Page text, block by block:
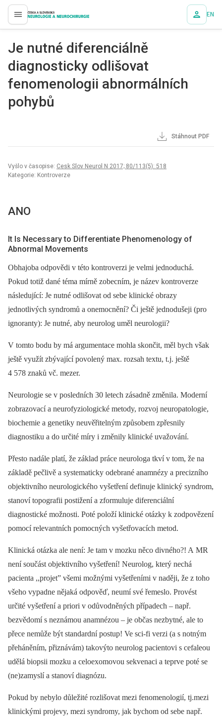
proLékaře.cz EN
Je nutné diferenciálně
diagnosticky odlišovat
fenomenologii abnormálních
pohybů
Stáhnout PDF
Vyšlo v časopise: Cesk Slov Neurol N 2017; 80/113(5): 518
Kategorie: Kontroverze
ANO
It Is Necessary to Differentiate Phenomenology of
Abnormal Movements
Obhajoba odpovědi v této kontroverzi je velmi jednoduchá.
Pokud totiž dané téma mírně zobecním, je název kontroverze
následující: Je nutné odlišovat od sebe klinické obrazy
jednotlivých syndromů a onemocnění? Či ještě jednodušeji (pro
ignoranty): Je nutné, aby neurolog uměl neurologii?
V tomto bodu by má argumentace mohla skončit, měl bych však
ještě využít zbývající povolený max. rozsah textu, t.j. ještě
4 578 znaků vč. mezer.
Neurologie se v posledních 30 letech zásadně změnila. Moderní
zobrazovací a neurofyziologické metody, rozvoj neuropatologie,
biochemie a genetiky neuvěřitelným způsobem zpřesnily
diagnostiku a do určité míry i změnily klinické uvažování.
Přesto nadále platí, že základ práce neurologa tkví v tom, že na
základě pečlivě a systematicky odebrané anamnézy a precizního
objektivního neurologického vyšetření definuje klinický syndrom,
stanoví topografii postižení a zformuluje diferenciální
diagnostické možnosti. Poté položí klinické otázky k zodpovězení
pomocí relevantních pomocných vyšetřovacích metod.
Klinická otázka ale není: Je tam v mozku něco divného?! A MR
není součást objektivního vyšetření! Neurolog, který nechá
pacienta ,,projet” všemi možnými vyšetřeními v naději, že z toho
všeho vypadne nějaká odpověď, neumí své řemeslo. Provést
určité vyšetření a priori v odůvodněných případech –⁠ např.
bezvědomí s neznámou anamnézou –⁠ je občas nezbytné, ale to
přece nemůže být standardní postup! Ve sci-fi verzi (a s notným
přeháněním, přiznávám) takovýto neurolog pacientovi s cefaleou
udělá biopsii mozku a celoexomovou sekvenaci a teprve poté se
(ne)zamyslí a stanoví diagnózu.
Pokud by nebylo důležité rozlišovat mezi fenomenologií, tj.mezi
klinickými projevy, mezi syndromy, jak bychom od sebe např.